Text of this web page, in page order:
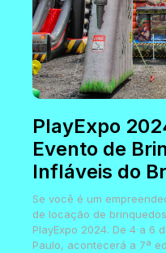
PlayExpo
Evento de
Infláveis do
Se você é um
de locação de
PlayExpo 2024. De 4 a 6
Paulo, acontecerá a 7ª